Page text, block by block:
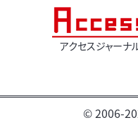
アクセスジャー
© 2006-